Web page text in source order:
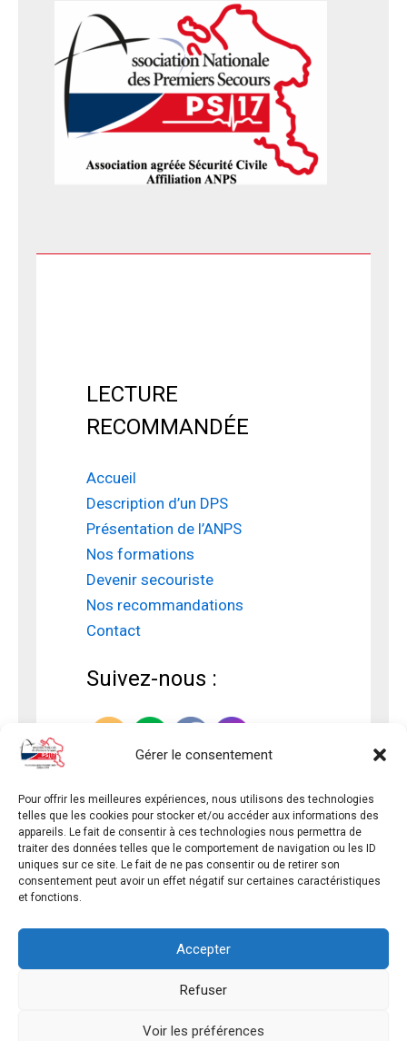
Gérer le consentement
Pour offrir les meilleures expériences, nous utilisons des technologies
telles que les cookies pour stocker et/ou accéder aux informations des
appareils. Le fait de consentir à ces technologies nous permettra de
traiter des données telles que le comportement de navigation ou les ID
uniques sur ce site. Le fait de ne pas consentir ou de retirer son
consentement peut avoir un effet négatif sur certaines caractéristiques
et fonctions.
Accepter
Refuser
Voir les préférences
LECTURE
RECOMMANDÉE
Accueil
Description d’un DPS
Présentation de l’ANPS
Nos formations
Devenir secouriste
Nos recommandations
Contact
Suivez-nous :
Copyright © 2026 - PREMIERS SECOURS 17 - Tous
droits réservés